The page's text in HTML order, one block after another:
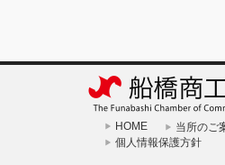
HOME 当所のご
個人情報保護方針